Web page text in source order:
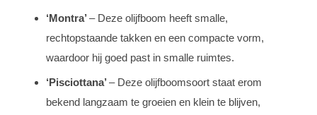
‘Montra’– Deze olijfboom heeft smalle,
rechtopstaande takken en een compacte vorm,
waardoor hij goed past in smalle ruimtes.
‘Pisciottana’– Deze olijfboomsoort staat erom
bekend langzaam te groeien en klein te blijven,